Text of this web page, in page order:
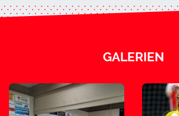
GALERIEN